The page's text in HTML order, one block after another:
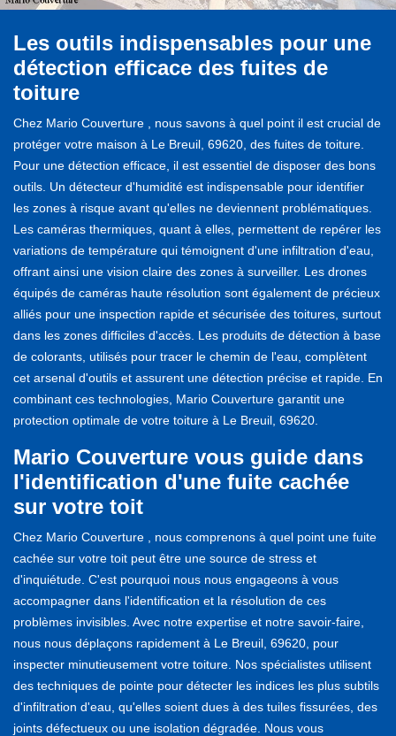
Les outils indispensables pour une
détection efficace des fuites de
toiture
Chez Mario Couverture , nous savons à quel point il est crucial de
protéger votre maison à Le Breuil, 69620, des fuites de toiture.
Pour une détection efficace, il est essentiel de disposer des bons
outils. Un détecteur d'humidité est indispensable pour identifier
les zones à risque avant qu'elles ne deviennent problématiques.
Les caméras thermiques, quant à elles, permettent de repérer les
variations de température qui témoignent d'une infiltration d'eau,
offrant ainsi une vision claire des zones à surveiller. Les drones
équipés de caméras haute résolution sont également de précieux
alliés pour une inspection rapide et sécurisée des toitures, surtout
dans les zones difficiles d'accès. Les produits de détection à base
de colorants, utilisés pour tracer le chemin de l'eau, complètent
cet arsenal d'outils et assurent une détection précise et rapide. En
combinant ces technologies, Mario Couverture garantit une
protection optimale de votre toiture à Le Breuil, 69620.
Mario Couverture vous guide dans
l'identification d'une fuite cachée
sur votre toit
Chez Mario Couverture , nous comprenons à quel point une fuite
cachée sur votre toit peut être une source de stress et
d'inquiétude. C'est pourquoi nous nous engageons à vous
accompagner dans l'identification et la résolution de ces
problèmes invisibles. Avec notre expertise et notre savoir-faire,
nous nous déplaçons rapidement à Le Breuil, 69620, pour
inspecter minutieusement votre toiture. Nos spécialistes utilisent
des techniques de pointe pour détecter les indices les plus subtils
d'infiltration d'eau, qu'elles soient dues à des tuiles fissurées, des
joints défectueux ou une isolation dégradée. Nous vous